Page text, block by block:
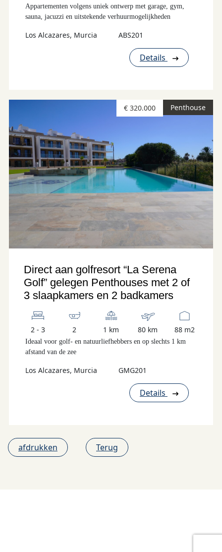
Appartementen volgens uniek ontwerp met garage, gym,
sauna, jacuzzi en uitstekende verhuurmogelijkheden
Los Alcazares, Murcia ABS201
Details
Penthouse
€ 320.000
Direct aan golfresort “La Serena
Golf” gelegen Penthouses met 2 of
3 slaapkamers en 2 badkamers
2 - 3 2 1 km 80 km 88 m2
Ideaal voor golf- en natuurliefhebbers en op slechts 1 km
afstand van de zee
Los Alcazares, Murcia GMG201
Details
afdrukken Terug